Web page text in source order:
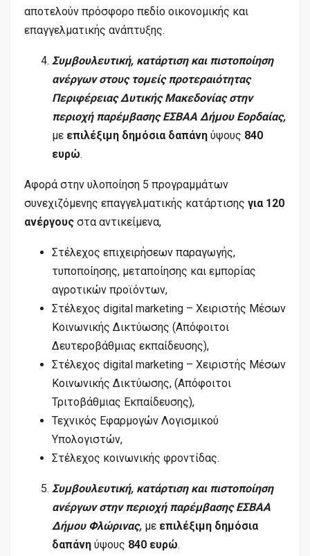
αποτελούν πρόσφορο πεδίο οικονομικής και
επαγγελματικής ανάπτυξης.
Συμβουλευτική, κατάρτιση και πιστοποίηση
ανέργων στους τομείς προτεραιότητας
Περιφέρειας Δυτικής Μακεδονίας στην
περιοχή παρέμβασης ΕΣΒΑΑ Δήμου Εορδαίας,
με επιλέξιμη δημόσια δαπάνη ύψους 840
ευρώ.
Αφορά στην υλοποίηση 5 προγραμμάτων
συνεχιζόμενης επαγγελματικής κατάρτισης για 120
ανέργους στα αντικείμενα,
Στέλεχος επιχειρήσεων παραγωγής,
τυποποίησης, μεταποίησης και εμπορίας
αγροτικών προϊόντων,
Στέλεχος digital marketing – Χειριστής Μέσων
Κοινωνικής Δικτύωσης (Απόφοιτοι
Δευτεροβάθμιας εκπαίδευσης),
Στέλεχος digital marketing – Χειριστής Μέσων
Κοινωνικής Δικτύωσης, (Απόφοιτοι
Τριτοβάθμιας Εκπαίδευσης),
Τεχνικός Εφαρμογών Λογισμικού
Υπολογιστών,
Στέλεχος κοινωνικής φροντίδας.
Συμβουλευτική, κατάρτιση και πιστοποίηση
ανέργων στην περιοχή παρέμβασης ΕΣΒΑΑ
Δήμου Φλώρινας, με επιλέξιμη δημόσια
δαπάνη ύψους 840 ευρώ.